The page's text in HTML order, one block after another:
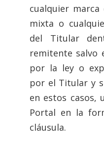
cualquier
mixta o
del Titular
remitente salvo
por la ley o
por el Titular y
en estos casos,
Portal en la
cláusula.